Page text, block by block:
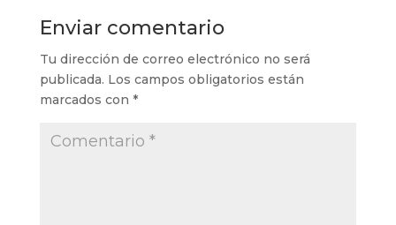
Enviar comentario
Tu dirección de correo electrónico no será
publicada. Los campos obligatorios están
marcados con *